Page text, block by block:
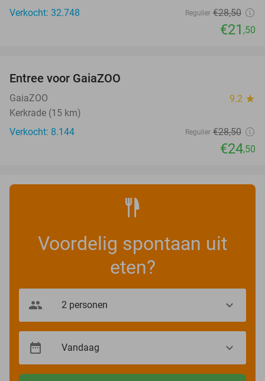
Verkocht: 32.748
Regulier €28,50
€21 ,50
Entree voor GaiaZOO
GaiaZOO 9.2 star
Kerkrade (15 km)
Verkocht: 8.144
Regulier €28,50
€24,50
Voordelig spontaan uit
eten?